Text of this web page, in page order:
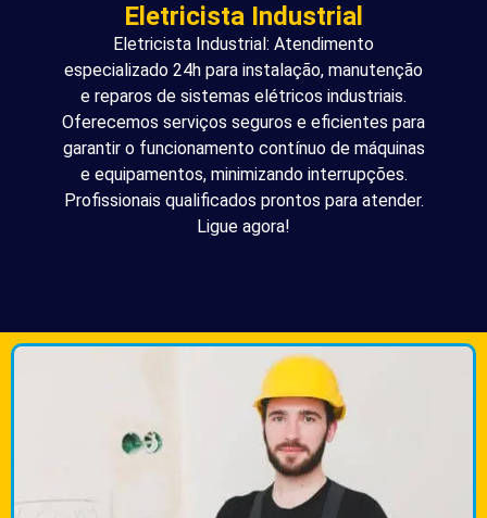
Eletricista Industrial
Eletricista Industrial: Atendimento
especializado 24h para instalação, manutenção
e reparos de sistemas elétricos industriais.
Oferecemos serviços seguros e eficientes para
garantir o funcionamento contínuo de máquinas
e equipamentos, minimizando interrupções.
Profissionais qualificados prontos para atender.
Ligue agora!